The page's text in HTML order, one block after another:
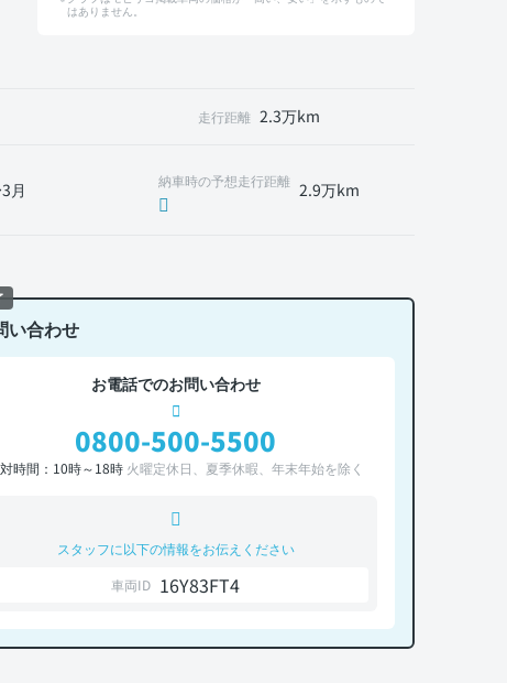
はありません。
走行距離 2.3万km
月 納車時の予想走行距離 2.9万km
い合わせ
お電話でのお問い合わせ
0800-500-5500
時間：10時～18時 火曜定休日、夏季休暇、年末年始を除く
スタッフに以下の情報をお伝えください
車両ID 16Y83FT4